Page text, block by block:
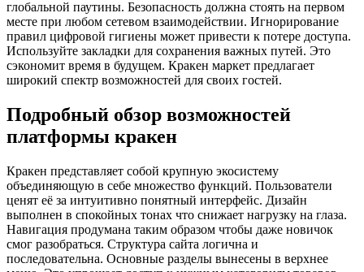
глобальной паутины. Безопасность должна стоять на первом
месте при любом сетевом взаимодействии. Игнорирование
правил цифровой гигиены может привести к потере доступа.
Используйте закладки для сохранения важных путей. Это
сэкономит время в будущем. Кракен маркет предлагает
широкий спектр возможностей для своих гостей.
Подробный обзор возможностей
платформы кракен
Кракен представляет собой крупную экосистему
объединяющую в себе множество функций. Пользователи
ценят её за интуитивно понятный интерфейс. Дизайн
выполнен в спокойных тонах что снижает нагрузку на глаза.
Навигация продумана таким образом чтобы даже новичок
смог разобраться. Структура сайта логична и
последовательна. Основные разделы вынесены в верхнее